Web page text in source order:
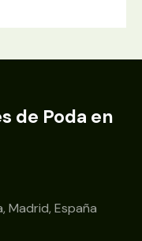
de Poda en
Madrid, España